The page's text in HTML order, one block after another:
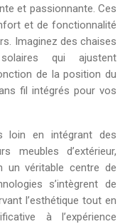
et passionnante. Ces
et de fonctionnalité
Imaginez des chaises
qui ajustent
de la position du
fil intégrés pour vos
loin en intégrant des
meubles d’extérieur,
un véritable centre de
s’intègrent de
l’esthétique tout en
à l’expérience